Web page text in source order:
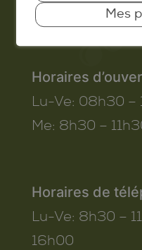
info@conthey.ch
Horaires
Lu-Ve: 08h30 –
Me: 8h30 –
Horaires de
Lu-Ve: 8h30 –
16h00
Mes